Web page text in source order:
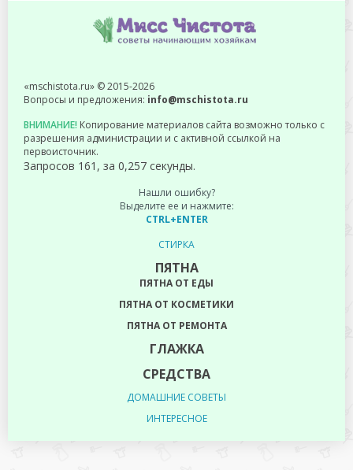
«mschistota.ru» © 2015-2026
Вопросы и предложения: info@mschistota.ru
ВНИМАНИЕ! Копирование материалов сайта возможно только с
разрешения администрации и с активной ссылкой на
первоисточник.
Запросов 161, за 0,257 секунды.
Нашли ошибку?
Выделите ее и нажмите:
CTRL+ENTER
СТИРКА
ПЯТНА
ПЯТНА ОТ ЕДЫ
ПЯТНА ОТ КОСМЕТИКИ
ПЯТНА ОТ РЕМОНТА
ГЛАЖКА
СРЕДСТВА
ДОМАШНИЕ СОВЕТЫ
ИНТЕРЕСНОЕ